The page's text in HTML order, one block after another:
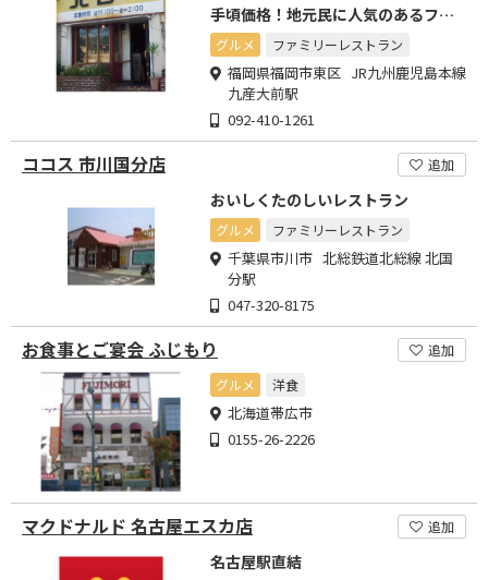
手頃価格！地元民に人気のあるファ
ミリーレストラン
グルメ ファミリーレストラン
福岡県福岡市東区 JR九州鹿児島本線
九産大前駅
092-410-1261
ココス 市川国分店 追加
おいしくたのしいレストラン
グルメ ファミリーレストラン
千葉県市川市 北総鉄道北総線 北国
分駅
047-320-8175
お食事とご宴会 ふじもり
追加
グルメ
洋食
北海道帯広市
0155-26-2226
マクドナルド 名古屋エスカ店 追加
名古屋駅直結